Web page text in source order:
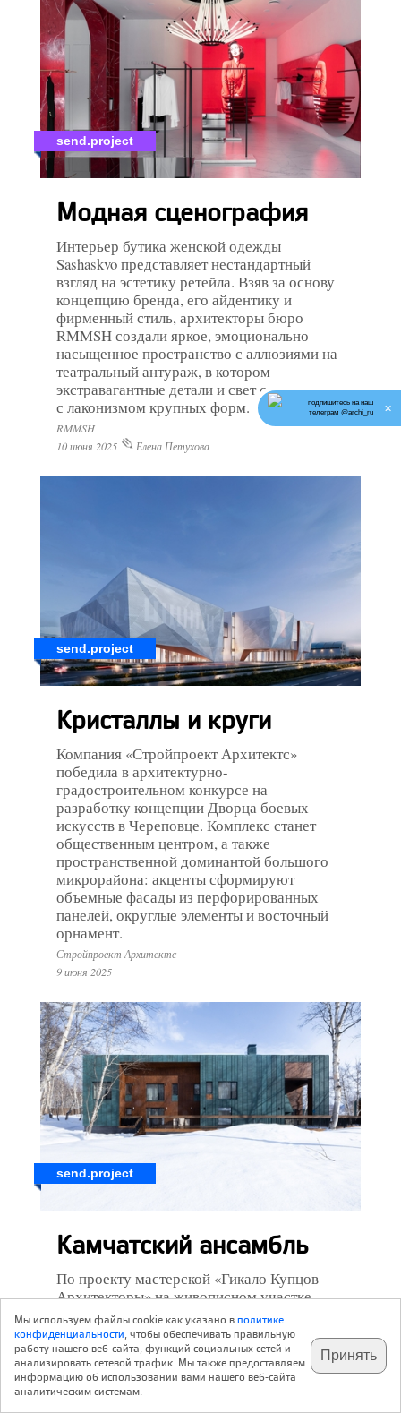
send.project
Модная сценография
Интерьер бутика женской одежды
Sashaskvo представляет нестандартный
взгляд на эстетику ретейла. Взяв за основу
концепцию бренда, его айдентику и
фирменный стиль, архитекторы бюро
RMMSH создали яркое, эмоционально
насыщенное пространство с аллюзиями на
театральный антураж, в котором
экстравагантные детали и свет сочетаются
с лаконизмом крупных форм.
RMMSH
10 июня 2025
Елена Петухова
send.project
Кристаллы и круги
Компания «Стройпроект Архитектс»
победила в архитектурно-
градостроительном конкурсе на
разработку концепции Дворца боевых
искусств в Череповце. Комплекс станет
общественным центром, а также
пространственной доминантой большого
микрорайона: акценты сформируют
объемные фасады из перфорированных
панелей, округлые элементы и восточный
орнамент.
Стройпроект Архитектс
9 июня 2025
send.project
Камчатский ансамбль
По проекту мастерской «Гикало Купцов
Архитекторы» на живописном участке
Камчатки построен загородный комплекс:
он состоит из двух вилл и нескольких
хозяйственных и вспомогательных
построек. Вашему вниманию – рассказ об
одной из вилл, а также бонус – павильон
подпишитесь на наш
телеграм @archi_ru
✕
Мы используем файлы cookie как указано вполитике
конфиденциальности, чтобы обеспечивать правильную
работу нашего веб-сайта, функций социальных сетей и
анализировать сетевой трафик. Мы также предоставляем
информацию об использовании вами нашего веб-сайта
аналитическим системам.
Принять